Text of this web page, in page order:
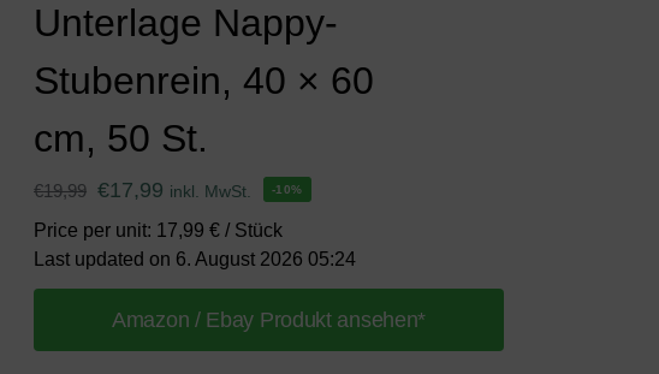
Unterlage Nappy-
Stubenrein, 40 × 60
cm, 50 St.
€19,99 €17,99 inkl. MwSt. -10%
Price per unit: 17,99 € / Stück
Last updated on 6. August 2026 05:24
Amazon / Ebay Produkt ansehen*